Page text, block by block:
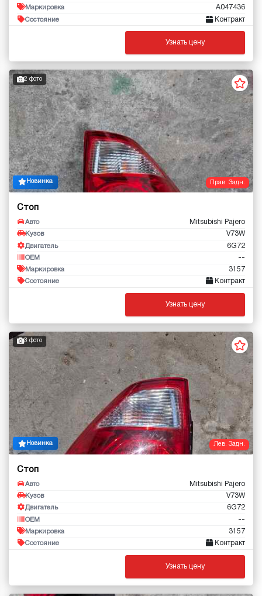
Маркировка A047436
Состояние Контракт
Узнать цену
Прав. Задн.
2 фото
Новинка
Стоп
Авто Mitsubishi Pajero
Кузов V73W
Двигатель 6G72
OEM --
Маркировка 3157
Состояние Контракт
Узнать цену
Лев. Задн.
3 фото
Новинка
Стоп
Авто Mitsubishi Pajero
Кузов V73W
Двигатель 6G72
OEM --
Маркировка 3157
Состояние Контракт
Узнать цену